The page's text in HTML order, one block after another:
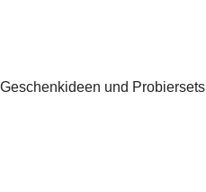
Geschenkideen und Probiersets